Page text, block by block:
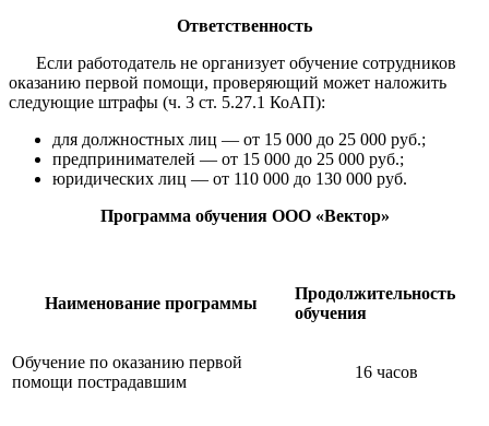
Ответственность
Если работодатель не организует обучение сотрудников
оказанию первой помощи, проверяющий может наложить
следующие штрафы (ч. 3 ст. 5.27.1 КоАП):
для должностных лиц — от 15 000 до 25 000 руб.;
предпринимателей — от 15 000 до 25 000 руб.;
юридических лиц — от 110 000 до 130 000 руб.
Программа обучения ООО «Вектор»
Наименование программы
Продолжительность
обучения
Обучение по оказанию первой
помощи пострадавшим
16 часов